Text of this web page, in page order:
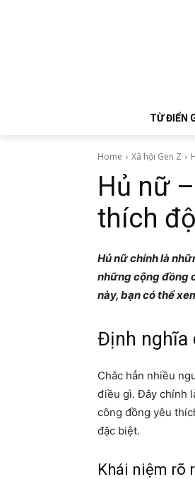
TỪ ĐIỂN
Home Xã hội Gen Z
Hủ nữ
thích
Hủ nữ chính là
những cộng đồng
này, bạn có thể
Định nghĩa
Chắc hẳn nhiều
điều gì. Đây chính
công đồng yêu
đặc biệt.
Khái niệm rõ